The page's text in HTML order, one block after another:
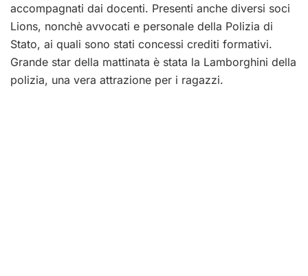
accompagnati dai docenti. Presenti anche diversi soci
Lions, nonchè avvocati e personale della Polizia di
Stato, ai quali sono stati concessi crediti formativi.
Grande star della mattinata è stata la Lamborghini della
polizia, una vera attrazione per i ragazzi.